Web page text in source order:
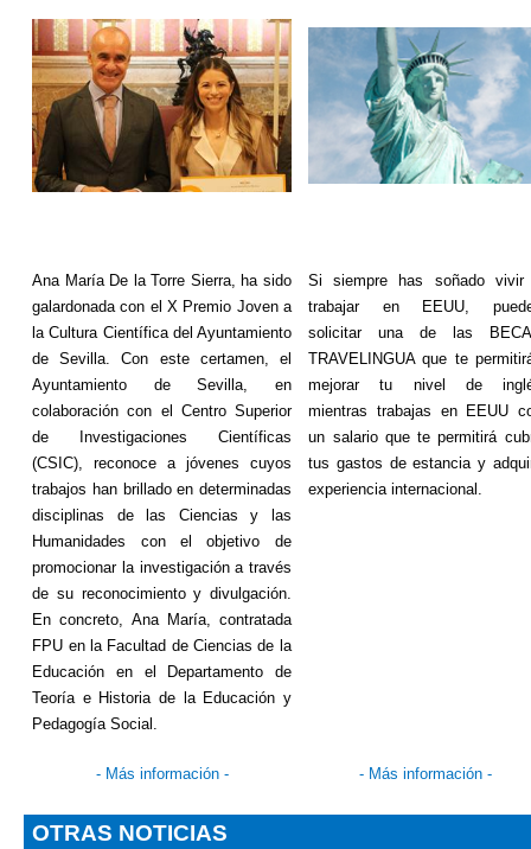
Ana María De la Torre Sierra, ha sido
galardonada con el X Premio Joven a
la Cultura Científica del Ayuntamiento
de Sevilla. Con este certamen, el
Ayuntamiento de Sevilla, en
colaboración con el Centro Superior
de Investigaciones Científicas
(CSIC), reconoce a jóvenes cuyos
trabajos han brillado en determinadas
disciplinas de las Ciencias y las
Humanidades con el objetivo de
promocionar la investigación a través
de su reconocimiento y divulgación.
En concreto, Ana María, contratada
FPU en la Facultad de Ciencias de la
Educación en el Departamento de
Teoría e Historia de la Educación y
Pedagogía Social.
Si siempre has soñado
trabajar en EEUU,
solicitar una de las
TRAVELINGUA que te
mejorar tu nivel de
mientras trabajas en EEUU
un salario que te permitirá
tus gastos de estancia y
experiencia internacional.
- Más información- - Más información -
OTRAS NOTICIAS